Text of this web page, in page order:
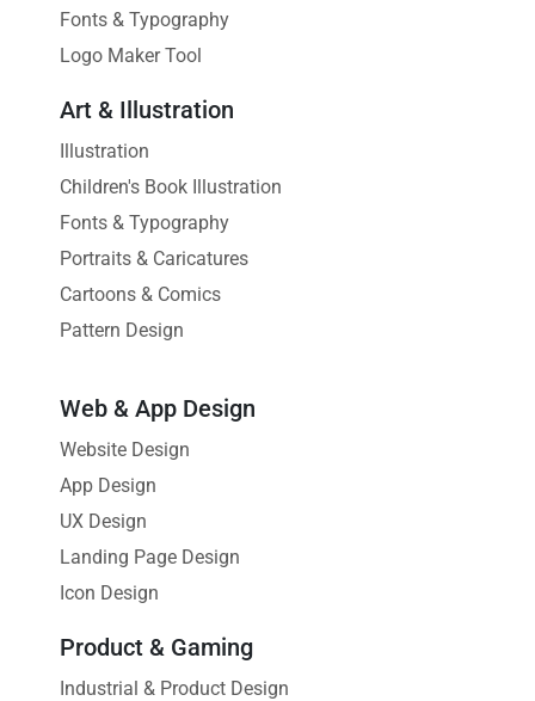
Fonts & Typography
Logo Maker Tool
Art & Illustration
Illustration
Children's Book Illustration
Fonts & Typography
Portraits & Caricatures
Cartoons & Comics
Pattern Design
Web & App Design
Website Design
App Design
UX Design
Landing Page Design
Icon Design
Product & Gaming
Industrial & Product Design